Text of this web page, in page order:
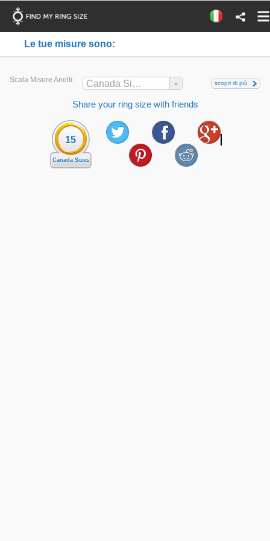
Le tue misure sono:
Scala Misure Anelli: Canada Sizes scopri di più
Share your ring size with friends
15
Canada Sizes